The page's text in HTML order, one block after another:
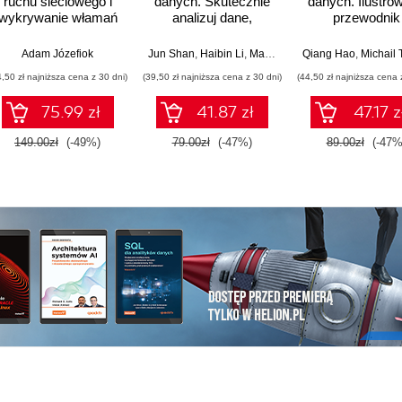
włamań
Adam Józefiok
zł najniższa cena z 30 dni)
75.99 zł
149.00zł (-49%)
analizuj dane,
wartościowe wnioski i
zaawansowany SQL
na potrzeby
praktycznych
zastosowań.
Wydanie IV
Jun Shan, Haibin Li, Matt Goldwasser , Upom Malik ,
(39,50 zł najniższa cena z 30 dni)
41.87 zł
79.00zł (-47%)
przewodnik
Qiang Hao, Michail
(44,50 zł najniższa cena
47.17
89.00zł (-